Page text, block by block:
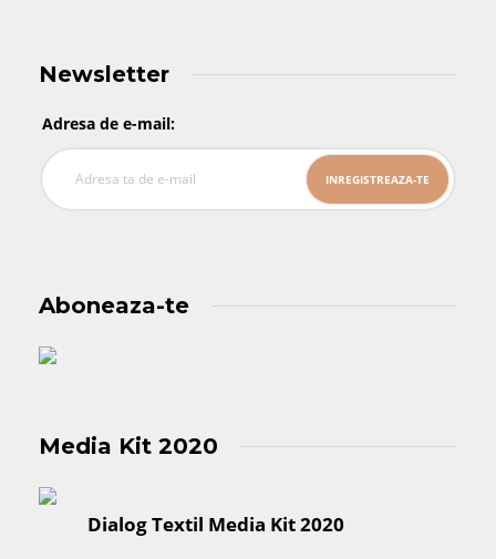
Newsletter
Adresa de e-mail:
Aboneaza-te
Media Kit 2020
Dialog Textil Media Kit 2020